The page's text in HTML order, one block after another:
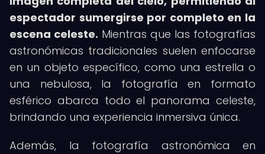
espectador sumergirse por completo en la
escena celeste. Mientras que las fotografías
astronómicas tradicionales suelen enfocarse
en un objeto específico, como una estrella o
una nebulosa, la fotografía en formato
esférico abarca todo el panorama celeste,
brindando una experiencia inmersiva única.
Además, la fotografía astronómica en